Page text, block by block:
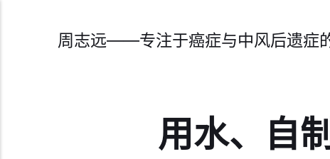
周志远——专注于癌症与中风后遗症
用水、自